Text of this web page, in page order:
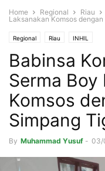
Home Regional Riau
Laksanakan Komsos
Regional Riau INHIL
Babinsa
Serma Boy
Komsos
Simpang
By Muhammad Yusuf - 03/